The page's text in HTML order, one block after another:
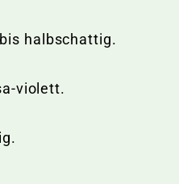
halbschattig.
violett.